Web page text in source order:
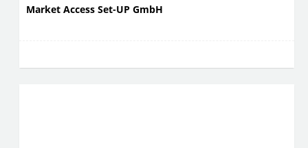
Market Access Set-UP GmbH